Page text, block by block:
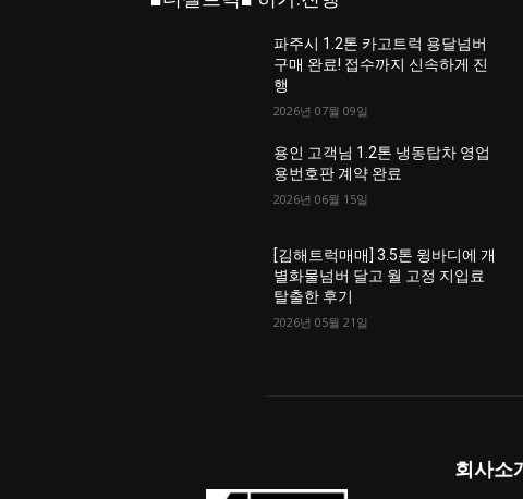
파주시 1.2톤 카고트럭 용달넘버
구매 완료! 접수까지 신속하게 진
행
2026년 07월 09일
용인 고객님 1.2톤 냉동탑차 영업
용번호판 계약 완료
2026년 06월 15일
[김해트럭매매] 3.5톤 윙바디에 개
별화물넘버 달고 월 고정 지입료
탈출한 후기
2026년 05월 21일
회사소